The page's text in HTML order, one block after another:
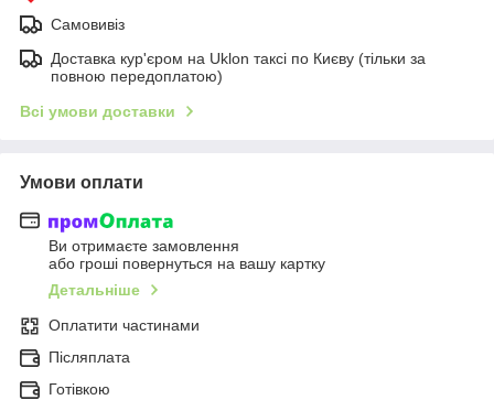
Самовивіз
Доставка кур'єром на Uklon таксі по Києву (тільки за
повною передоплатою)
Всі умови доставки
Умови оплати
Ви отримаєте замовлення
або гроші повернуться на вашу картку
Детальніше
Оплатити частинами
Післяплата
Готівкою